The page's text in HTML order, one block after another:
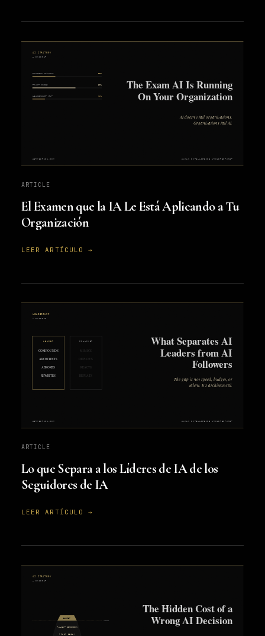
ARTICLE
El Examen que la IA Le Está Aplicando a Tu
Organización
LEER ARTÍCULO →
ARTICLE
Lo que Separa a los Líderes de IA de los
Seguidores de IA
LEER ARTÍCULO →